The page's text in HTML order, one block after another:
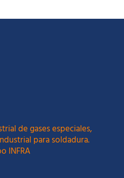
de gases especiales,
para soldadura.
INFRA